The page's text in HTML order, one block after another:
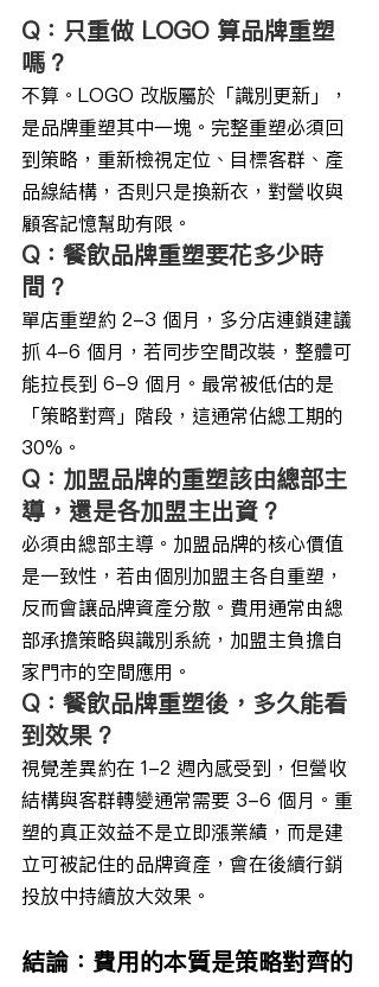
Q：只重做 LOGO 算品牌重塑
嗎？
不算。LOGO 改版屬於「識別更新」，
是品牌重塑其中一塊。完整重塑必須回
到策略，重新檢視定位、目標客群、產
品線結構，否則只是換新衣，對營收與
顧客記憶幫助有限。
Q：餐飲品牌重塑要花多少時
間？
單店重塑約 2-3 個月，多分店連鎖建議
抓 4-6 個月，若同步空間改裝，整體可
能拉長到 6-9 個月。最常被低估的是
「策略對齊」階段，這通常佔總工期的
30%。
Q：加盟品牌的重塑該由總部主
導，還是各加盟主出資？
必須由總部主導。加盟品牌的核心價值
是一致性，若由個別加盟主各自重塑，
反而會讓品牌資產分散。費用通常由總
部承擔策略與識別系統，加盟主負擔自
家門市的空間應用。
Q：餐飲品牌重塑後，多久能看
到效果？
視覺差異約在 1-2 週內感受到，但營收
結構與客群轉變通常需要 3-6 個月。重
塑的真正效益不是立即漲業績，而是建
立可被記住的品牌資產，會在後續行銷
投放中持續放大效果。
結論：費用的本質是策略對齊的